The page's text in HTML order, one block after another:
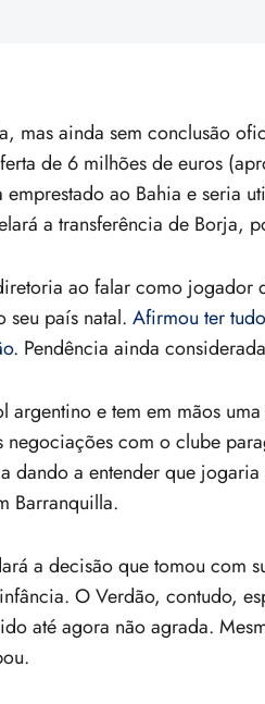
mas ainda sem conclusão
de 6 milhões de euros
ao Bahia e seria
a transferência de Borja,
ao falar como jogador
seu país natal. Afirmou ter
. Pendência ainda
e tem em mãos
com o clube
dando a entender que
Barranquilla.
a decisão que tomou com
O Verdão, contudo,
até agora não agrada.